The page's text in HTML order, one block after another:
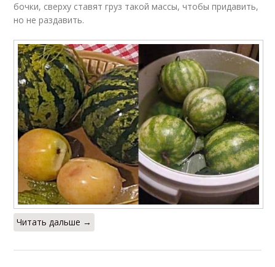
бочки, сверху ставят груз такой массы, чтобы придавить,
но не раздавить.
Читать дальше →